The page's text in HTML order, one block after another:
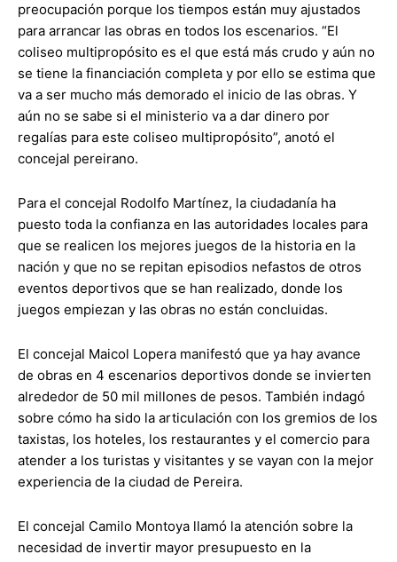
preocupación porque los tiempos están muy ajustados
para arrancar las obras en todos los escenarios. “El
coliseo multipropósito es el que está más crudo y aún no
se tiene la financiación completa y por ello se estima que
va a ser mucho más demorado el inicio de las obras. Y
aún no se sabe si el ministerio va a dar dinero por
regalías para este coliseo multipropósito”, anotó el
concejal pereirano.
Para el concejal Rodolfo Martínez, la ciudadanía ha
puesto toda la confianza en las autoridades locales para
que se realicen los mejores juegos de la historia en la
nación y que no se repitan episodios nefastos de otros
eventos deportivos que se han realizado, donde los
juegos empiezan y las obras no están concluidas.
El concejal Maicol Lopera manifestó que ya hay avance
de obras en 4 escenarios deportivos donde se invierten
alrededor de 50 mil millones de pesos. También indagó
sobre cómo ha sido la articulación con los gremios de los
taxistas, los hoteles, los restaurantes y el comercio para
atender a los turistas y visitantes y se vayan con la mejor
experiencia de la ciudad de Pereira.
El concejal Camilo Montoya llamó la atención sobre la
necesidad de invertir mayor presupuesto en la